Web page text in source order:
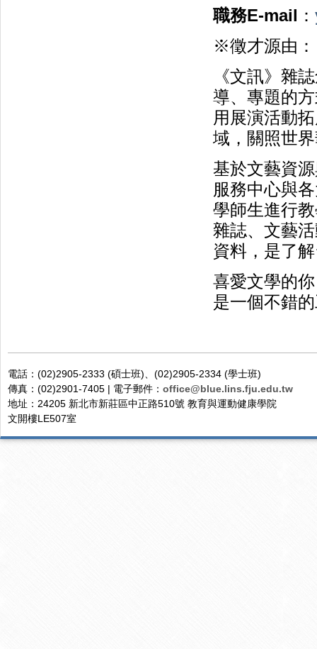
職務E-mail
：
※徵才源由：
《文訊》雜
導、專題的
用展演活動
域，關照世
基於文藝資
服務中心與
學師生進行
雜誌、文藝
資料，是了
喜愛文學的
是一個不錯
電話：(02)2905-2333 (碩士班)、(02)2905-2334 (學士班)
傳真：(02)2901-7405 | 電子郵件： office@blue.lins.fju.edu.tw
地址：24205 新北市新莊區中正路510號 教育與運動健康學院
文開樓LE507室